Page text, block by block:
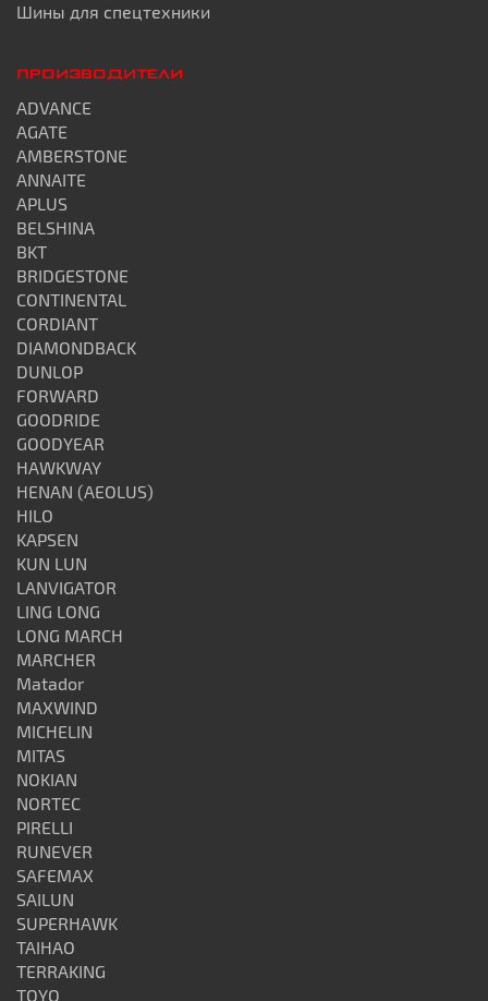
Шины для спецтехники
ПРОИЗВОДИТЕЛИ
ADVANCE
AGATE
AMBERSTONE
ANNAITE
APLUS
BELSHINA
BKT
BRIDGESTONE
CONTINENTAL
CORDIANT
DIAMONDBACK
DUNLOP
FORWARD
GOODRIDE
GOODYEAR
HAWKWAY
HENAN (AEOLUS)
HILO
KAPSEN
KUN LUN
LANVIGATOR
LING LONG
LONG MARCH
MARCHER
Matador
MAXWIND
MICHELIN
MITAS
NOKIAN
NORTEC
PIRELLI
RUNEVER
SAFEMAX
SAILUN
SUPERHAWK
TAIHAO
TERRAKING
TOYO